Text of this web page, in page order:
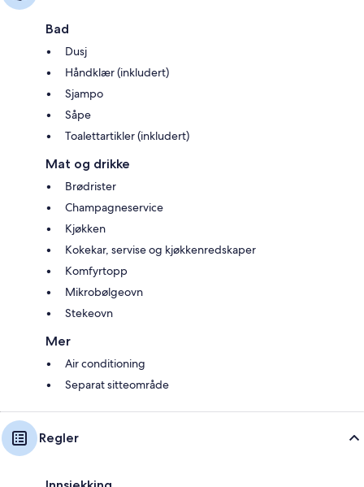
Bad
Dusj
Håndklær (inkludert)
Sjampo
Såpe
Toalettartikler (inkludert)
Mat og drikke
Brødrister
Champagneservice
Kjøkken
Kokekar, servise og kjøkkenredskaper
Komfyrtopp
Mikrobølgeovn
Stekeovn
Mer
Air conditioning
Separat sitteområde
Regler